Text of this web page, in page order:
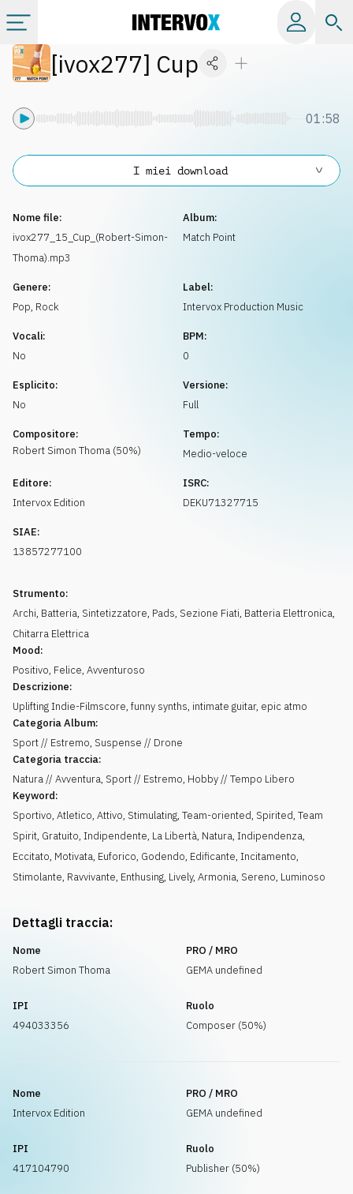
Categorie
Album
Playlist
Licenze
Info
[ivox277] Cup
01:58
Nome file:
ivox277_15_Cup_(Robert-Simon-
Thoma).mp3
Album:
Match Point
Genere:
Pop, Rock
Label:
Intervox Production Music
Vocali:
No
BPM:
0
Esplicito:
No
Versione:
Full
Compositore:
Robert Simon Thoma (50%)
Tempo:
Medio-veloce
Editore:
Intervox Edition
ISRC:
DEKU71327715
SIAE:
13857277100
Strumento:
Archi, Batteria, Sintetizzatore, Pads, Sezione Fiati, Batteria Elettronica,
Chitarra Elettrica
Mood:
Positivo, Felice, Avventuroso
Descrizione:
Uplifting Indie-Filmscore, funny synths, intimate guitar, epic atmo
Categoria Album:
Sport // Estremo, Suspense // Drone
Categoria traccia:
Natura // Avventura, Sport // Estremo, Hobby // Tempo Libero
Keyword:
Sportivo, Atletico, Attivo, Stimulating, Team-oriented, Spirited, Team
Spirit, Gratuito, Indipendente, La Libertà, Natura, Indipendenza,
Eccitato, Motivata, Euforico, Godendo, Edificante, Incitamento,
Stimolante, Ravvivante, Enthusing, Lively, Armonia, Sereno, Luminoso
I miei download
Dettagli traccia:
Nome
Robert Simon Thoma
PRO / MRO
GEMA undefined
IPI
494033356
Ruolo
Composer (50%)
Nome
Intervox Edition
PRO / MRO
GEMA undefined
IPI
417104790
Ruolo
Publisher (50%)